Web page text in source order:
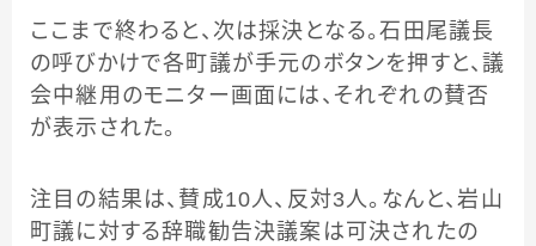
ここまで終わると、次は採決となる。石田尾議長
の呼びかけで各町議が手元のボタンを押すと、議
会中継用のモニター画面には、それぞれの賛否
が表示された。
注目の結果は、賛成10人、反対3人。なんと、岩山
町議に対する辞職勧告決議案は可決されたの